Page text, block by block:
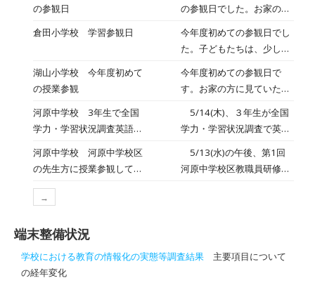
の参観日
の参観日でした。お家の方
みんなが嬉しそうに学習に
取り組んでいました。PTA
総会や学年・学級懇談にも
多くの方にご参加いただき
ました。ありがとうござい
ました。
倉田小学校 学習参観日
今年度初めての参観日でし
た。子どもたちは、少し緊
い担任の先生と一生懸命学
習に取り組んでいました。
学習参観後には、学級懇
談とPTA総会が行われまし
た。子どもたちの成長に
は、保護者の皆様と教職員
の協力・連携が不可欠で
湖山小学校 今年度初めて
の授業参観
今年度初めての参観日で
す。お家の方に見ていただ
たちは張り切って学習に取
り組んでいました。教育協
議会総会や学年懇談の参加
もありがとうございまし
河原中学校 3年生で全国
学力・学習状況調査英語
れました
5/14(木)、３年生が全国
学力・学習状況調査で英語
が行われました。各クラス
を前後半で分けて、ヘッド
が物音を立てないように気
河原中学校 河原中学校区
の先生方に授業参観してい
5/13(水)の午後、第1回
河原中学校区教職員研修会
校区全体の取り組みについ
て話し合いを行いました。
→
端末整備状況
学校における教育の情報化の実態等調査結果 主要項目について
の経年変化